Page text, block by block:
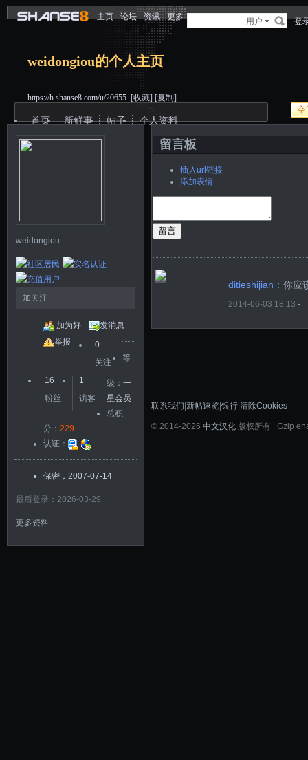
主页 论坛 资讯 更多 用户 登
weidongiou的个人主页
https://h.shanse8.com/u/20655 [收藏] [复制]
空
首页 新鲜事 帖子 个人资料
weidongiou
加关注
加为好
友
发消息
举报
0
关注
16
粉丝
1
访客
等
级：一
星会员
总积
分： 229
认证：
保密，2007-07-14
最后登录：2026-03-29
更多资料
留言板
插入url链接
添加表情
留言
ditieshijian： 你应
2014-06-03 18:13 -
联系我们 新帖速览 银行 清除Cookies
© 2014-2026 中文汉化 版权所有 Gzip